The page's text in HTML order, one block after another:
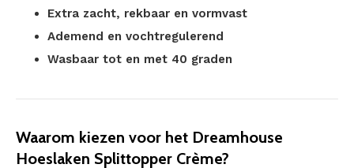
Extra zacht, rekbaar en vormvast
Ademend en vochtregulerend
Wasbaar tot en met 40 graden
Waarom kiezen voor het Dreamhouse
Hoeslaken Splittopper Crème?